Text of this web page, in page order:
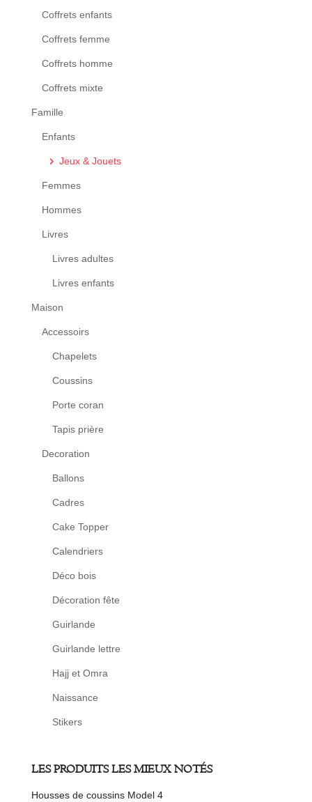
Coffrets enfants
Coffrets femme
Coffrets homme
Coffrets mixte
Famille
Enfants
Jeux & Jouets
Femmes
Hommes
Livres
Livres adultes
Livres enfants
Maison
Accessoirs
Chapelets
Coussins
Porte coran
Tapis prière
Decoration
Ballons
Cadres
Cake Topper
Calendriers
Déco bois
Décoration fête
Guirlande
Guirlande lettre
Hajj et Omra
Naissance
Stikers
LES PRODUITS LES MIEUX NOTÉS
Housses de coussins Model 4